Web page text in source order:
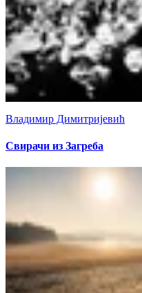
Владимир Димитријевић
Свирачи из Загреба